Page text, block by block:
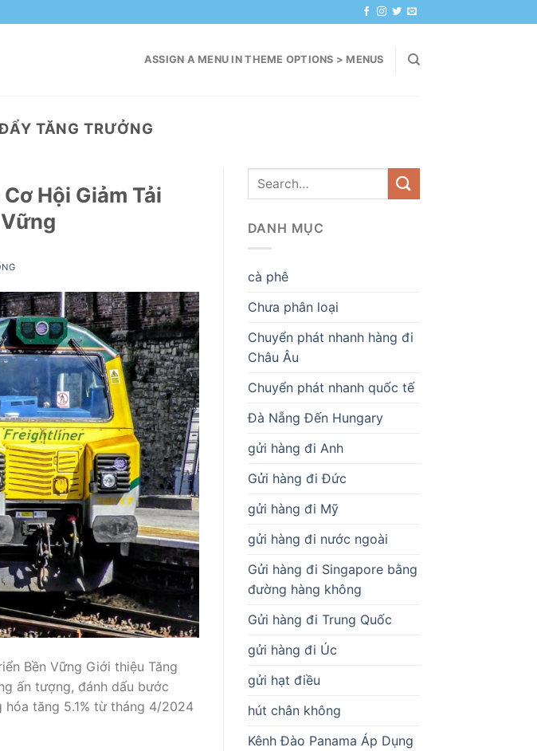
ASSIGN A MENU IN THEME OPTIONS > MENUS
TĂNG TRƯỞNG
Hội Giảm Tải
Bền Vững Giới thiệu Tăng
ấn tượng, đánh dấu bước
tăng 5.1% từ tháng 4/2024
DANH MỤC
cà phê
Chưa phân loại
Chuyển phát nhanh hàng đi
Châu Âu
Chuyển phát nhanh quốc tế
Đà Nẵng Đến Hungary
gửi hàng đi Anh
Gửi hàng đi Đức
gửi hàng đi Mỹ
gửi hàng đi nước ngoài
Gửi hàng đi Singapore bằng
đường hàng không
Gửi hàng đi Trung Quốc
gửi hàng đi Úc
gửi hạt điều
hút chân không
Kênh Đào Panama Áp Dụng